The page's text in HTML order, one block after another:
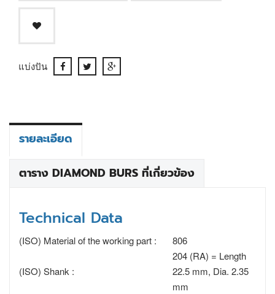
แบ่งปัน
รายละเอียด
ตาราง DIAMOND BURS ที่เกี่ยวข้อง
Technical Data
(ISO) Material of the working part : 806
(ISO) Shank :
204 (RA) = Length
22.5 mm, Dia. 2.35
mm